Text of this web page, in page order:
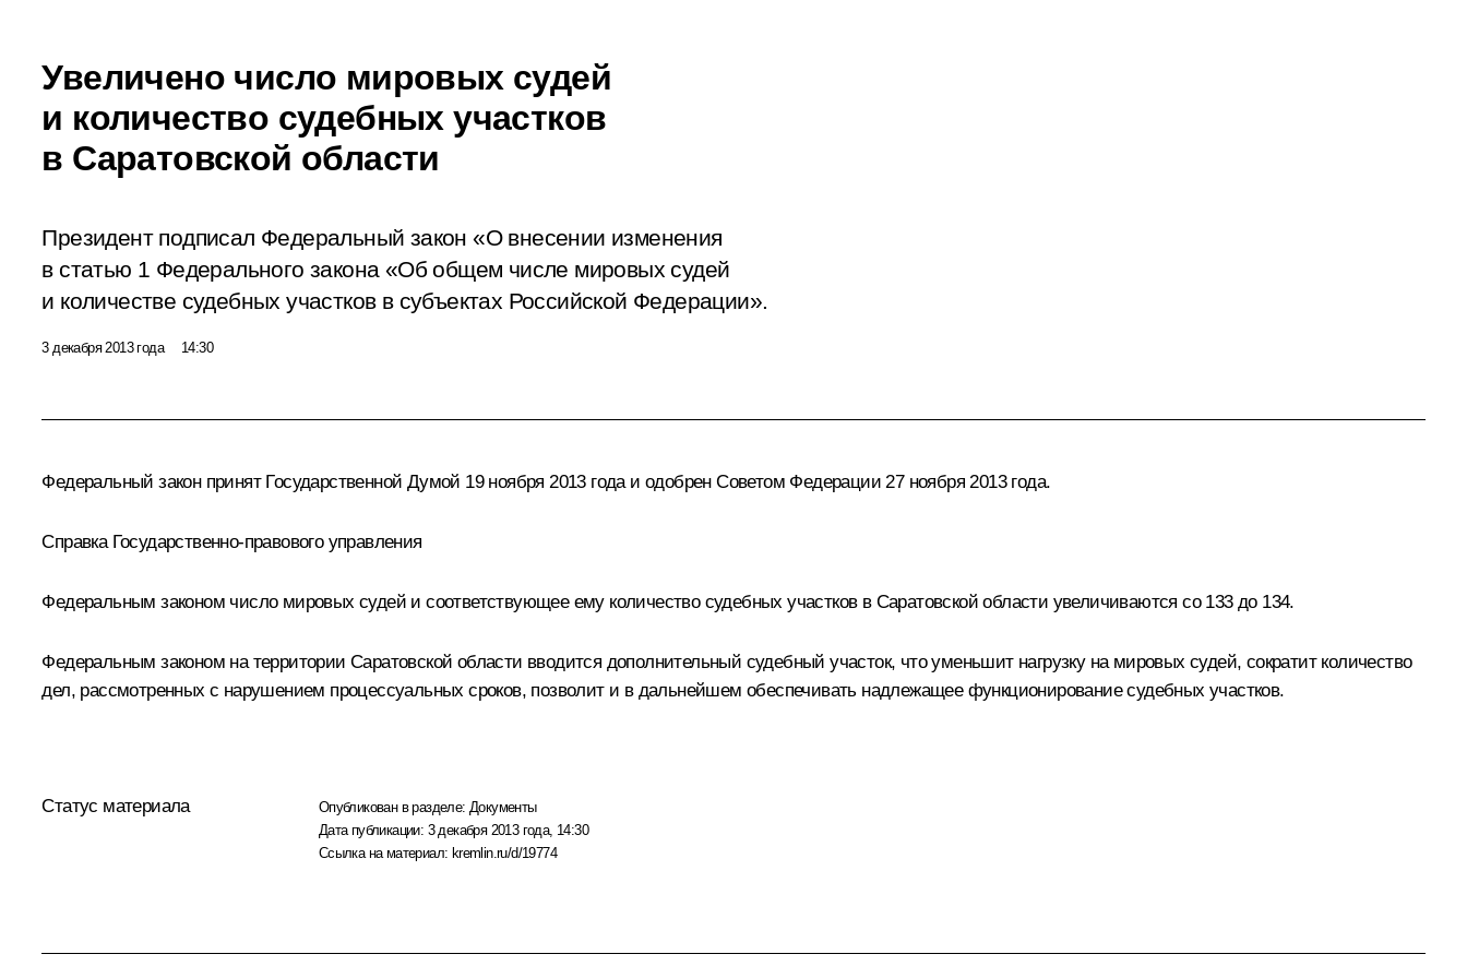
Увеличено число мировых судей
и количество судебных участков
в Саратовской области
Президент подписал Федеральный закон «О внесении изменения
в статью 1 Федерального закона «Об общем числе мировых судей
и количестве судебных участков в субъектах Российской Федерации».
3 декабря 2013 года 14:30
Федеральный закон принят Государственной Думой 19 ноября 2013 года и одобрен Советом Федерации 27 ноября 2013 года.
Справка Государственно-правового управления
Федеральным законом число мировых судей и соответствующее ему количество судебных участков в Саратовской области увеличиваются со 133 до 134.
Федеральным законом на территории Саратовской области вводится дополнительный судебный участок, что уменьшит нагрузку на мировых судей, сократит количество
дел, рассмотренных с нарушением процессуальных сроков, позволит и в дальнейшем обеспечивать надлежащее функционирование судебных участков.
Статус материала Опубликован в разделе: Документы
Дата публикации: 3 декабря 2013 года, 14:30
Ссылка на материал: kremlin.ru/d/19774